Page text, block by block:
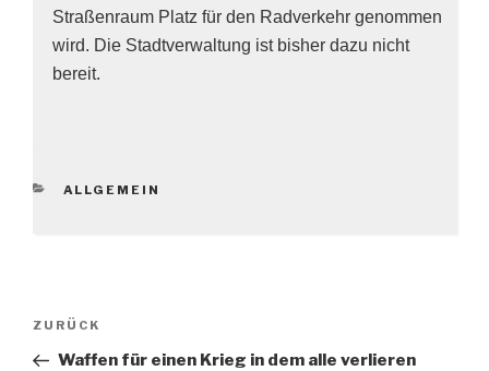
Straßenraum Platz für den Radverkehr genommen
wird. Die Stadtverwaltung ist bisher dazu nicht
bereit.
KATEGORIEN
ALLGEMEIN
Beitragsnavigation
Vorheriger
Beitrag
ZURÜCK
Waffen für einen Krieg in dem alle verlieren